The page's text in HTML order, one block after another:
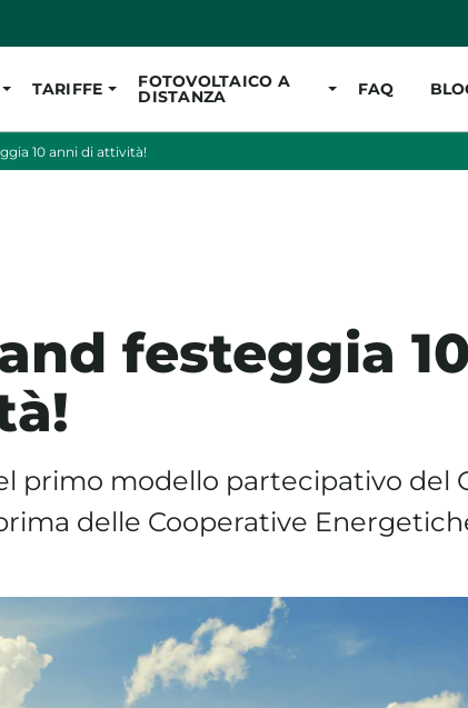
TARIFFE FOTOVOLTAICO A
DISTANZA FAQ
10 anni di attività!
festeggia
primo modello partecipativo del
delle Cooperative